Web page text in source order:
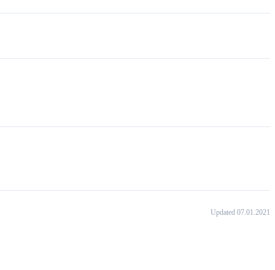
Updated 07.01.2021